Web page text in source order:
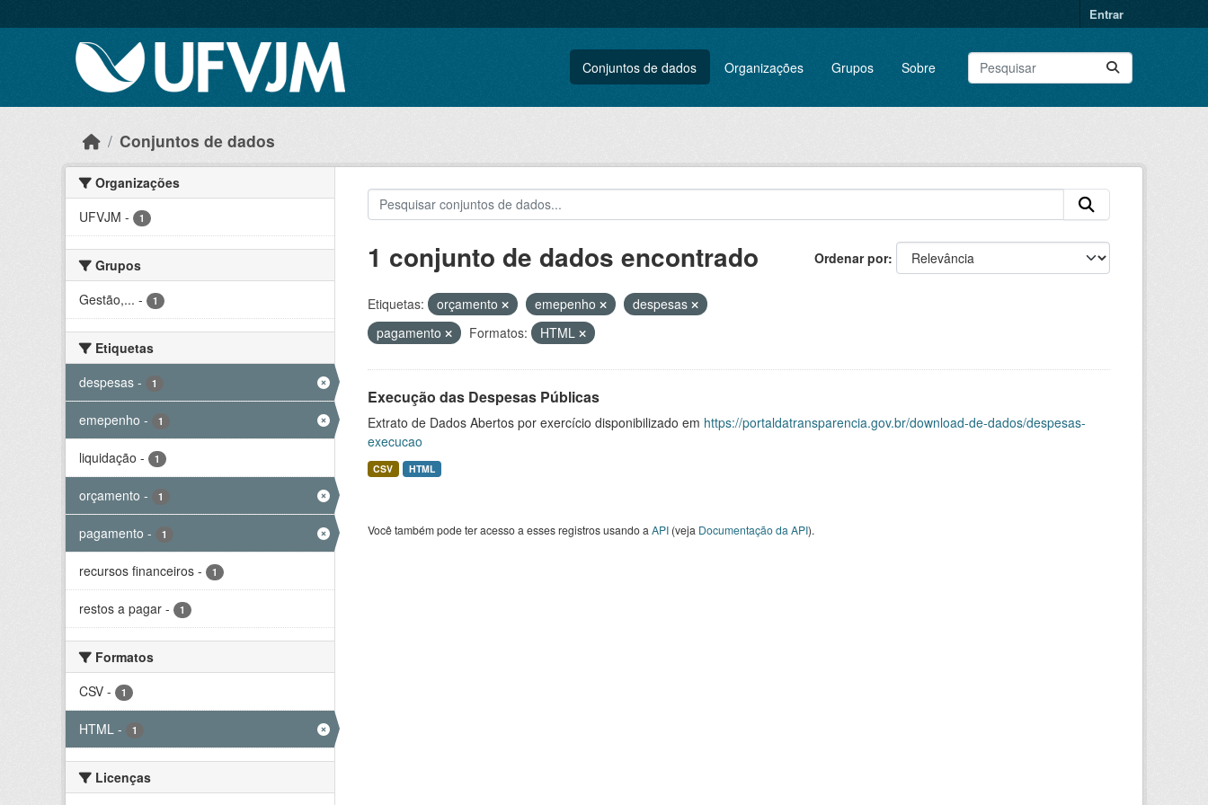
Entrar
Conjuntos de dados Organizações Grupos Sobre
Conjuntos de dados
Organizações
UFVJM - 1
Grupos
Gestão,... - 1
Etiquetas
despesas - 1
emepenho - 1
liquidação - 1
orçamento - 1
pagamento - 1
recursos financeiros - 1
restos a pagar - 1
Formatos
CSV - 1
HTML - 1
Licenças
Ordenar por
1 conjunto de dados encontrado
Etiquetas: orçamento emepenho
despesas
pagamento
Formatos: HTML
Execução das Despesas Públicas
Extrato de Dados Abertos por exercício disponibilizado em https://portaldatransparencia.gov.br/download-de-dados/despesas-
execucao
CSV HTML
Você também pode ter acesso a esses registros usando a API(veja Documentação da API).